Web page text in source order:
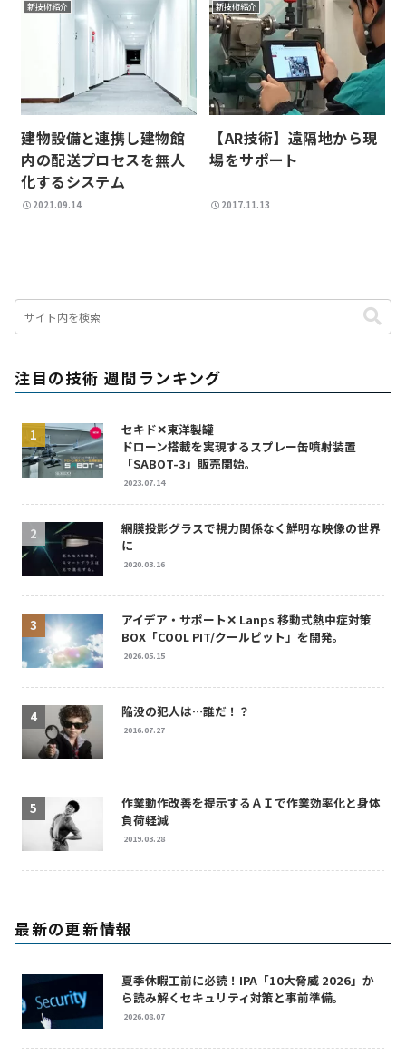
新技術紹介
建物設備と連携し建物館
内の配送プロセスを無人
化するシステム
2021.09.14
新技術紹介
【AR技術】遠隔地から現
場をサポート
2017.11.13
注目の技術 週間ランキング
セキド✕東洋製罐
ドローン搭載を実現するスプレー缶噴射装置
「SABOT-3」販売開始。
2023.07.14
網膜投影グラスで視力関係なく鮮明な映像の世界
に
2020.03.16
アイデア・サポート✕ Lanps 移動式熱中症対策
BOX「COOL PIT/クールピット」を開発。
2026.05.15
陥没の犯人は…誰だ！？
2016.07.27
作業動作改善を提示するＡＩで作業効率化と身体
負荷軽減
2019.03.28
最新の更新情報
夏季休暇工前に必読！IPA「10大脅威 2026」か
ら読み解くセキュリティ対策と事前準備。
2026.08.07